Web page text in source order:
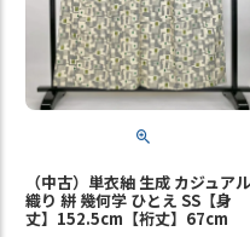
（中古）単衣紬 生成 カジュアル
織り 絣 幾何学 ひとえ SS【身
丈】152.5cm【裄丈】67cm